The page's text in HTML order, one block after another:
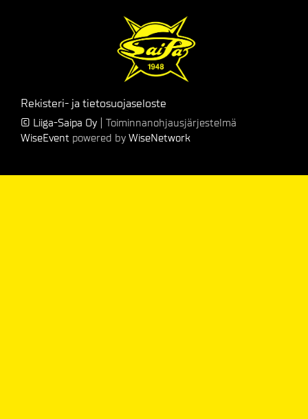
Rekisteri- ja tietosuojaseloste
© Liiga-Saipa Oy | Toiminnanohjausjärjestelmä
WiseEvent powered by WiseNetwork